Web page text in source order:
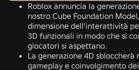
Roblox annuncia la
nostro Cube Foundation
dimensione dell'interattività
3D funzionali in modo che si
giocatori si aspettano.
La generazione 4D sbloccherà
gameplay e coinvolgimento